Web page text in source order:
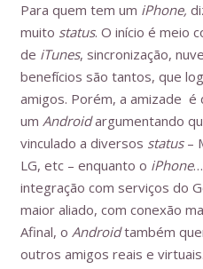
Para quem tem um iPhone,
muito status. O início é meio
de iTunes, sincronização,
benefícios são tantos, que
amigos. Porém, a amizade é
um Androidargumentando
vinculado a diversos status–
LG, etc – enquanto o iPhone
integração com serviços do
maior aliado, com conexão
Afinal, o Androidtambém
outros amigos reais e virtuais.